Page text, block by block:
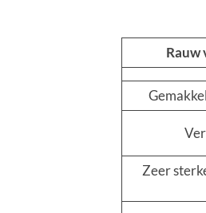
Rauw
Zeer